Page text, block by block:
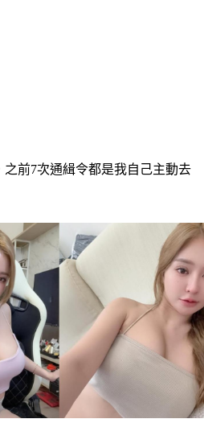
吉隆坡五星級飯店浴缸，送醫搶